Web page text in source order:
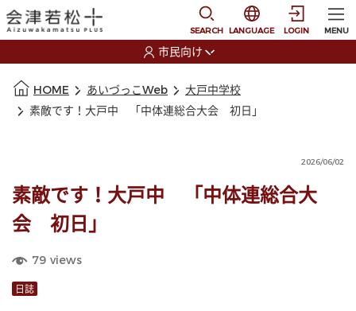
SEARCH
選択すると言語の切
LANGUAGE LOGIN MENU
市民向け
HOME あいづっこWeb
大戸中学校
素敵です！大戸中 「中体連総合大会 初日」
2026/06/02
素敵です！大戸中 「中体連総合大
会 初日」
79 views
日誌